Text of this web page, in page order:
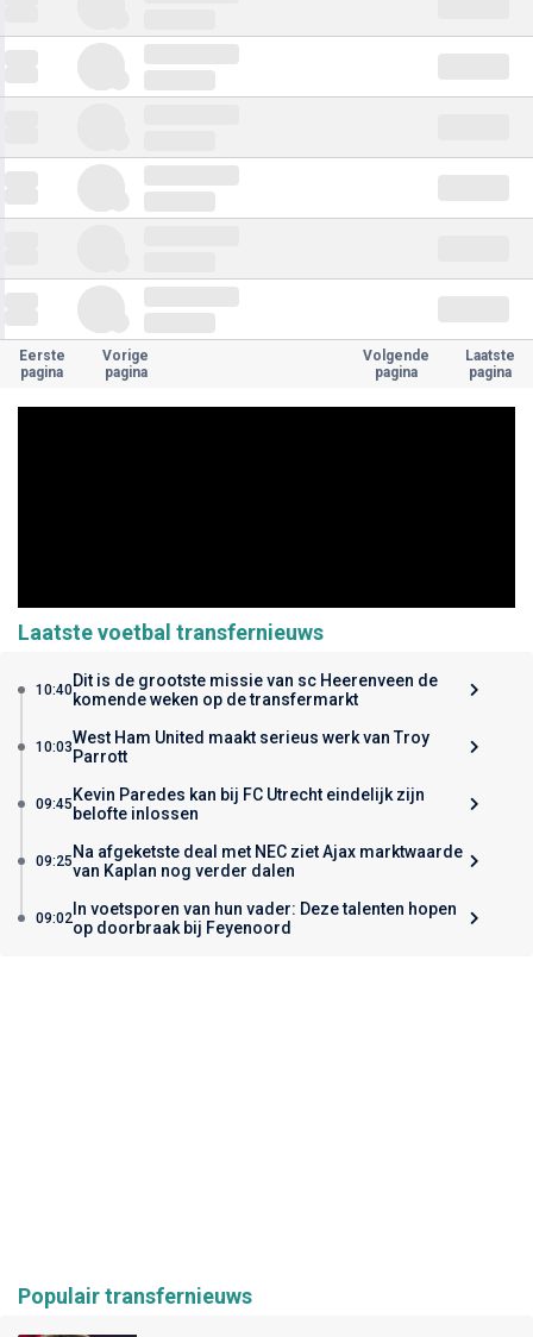
Eerste
pagina
Vorige
pagina
Volgende
pagina
Laatste
pagina
Laatste voetbal transfernieuws
10:40Dit is de grootste missie van sc Heerenveen de
komende weken op de transfermarkt
10:03West Ham United maakt serieus werk van Troy
Parrott
09:45 Kevin Paredes kan bij FC Utrecht eindelijk zijn
belofte inlossen
09:25 Na afgeketste deal met NEC ziet Ajax marktwaarde
van Kaplan nog verder dalen
09:02 In voetsporen van hun vader: Deze talenten hopen
op doorbraak bij Feyenoord
Populair transfernieuws